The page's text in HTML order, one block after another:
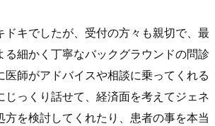
ドキでしたが、受付の方々も親切で、最
る細かく丁寧なバックグラウンドの問診
医師がアドバイスや相談に乗ってくれる
じっくり話せて、経済面を考えてジェネ
方を検討してくれたり、患者の事を本当